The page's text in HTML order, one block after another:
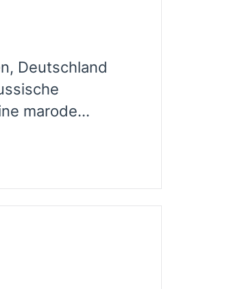
Deutschland
marode...